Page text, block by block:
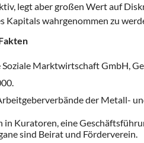
legt aber großen Wert auf
Kapitals wahrgenommen zu
Marktwirtschaft GmbH,
der Metall-
in Kuratoren, eine
sind Beirat und Förderverein.